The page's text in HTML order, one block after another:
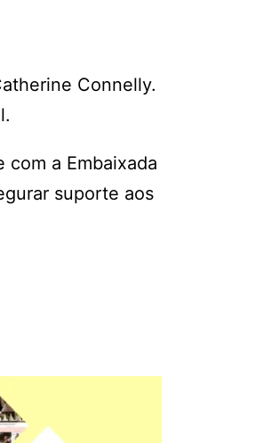
Connelly.
a Embaixada
suporte aos